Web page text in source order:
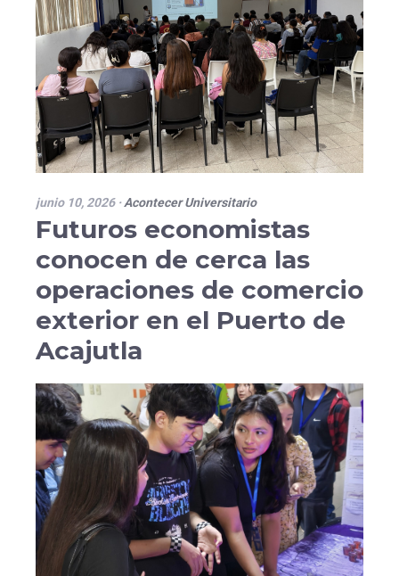
junio 10, 2026·Acontecer Universitario
Futuros economistas
conocen de cerca las
operaciones de comercio
exterior en el Puerto de
Acajutla